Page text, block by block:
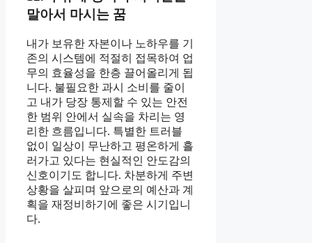
말아서 마시는 꿈
내가 보유한 자본이나 노하우를 기
존의 시스템에 적절히 접목하여 업
무의 효율성을 한층 끌어올리게 됩
니다. 불필요한 과시 소비를 줄이
고 내가 당장 통제할 수 있는 안전
한 범위 안에서 실속을 차리는 영
리한 흐름입니다. 특별한 트러블
없이 일상이 무난하고 평온하게 흘
러가고 있다는 현실적인 안도감의
신호이기도 합니다. 차분하게 주변
상황을 살피며 앞으로의 예산과 계
획을 재정비하기에 좋은 시기입니
다.